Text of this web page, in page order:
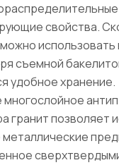
свойства.
использовать
съемной
удобное хранение.
гранит позволяет